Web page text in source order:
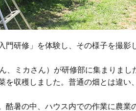
研修」を体験し、その様子を撮影
ミカさん）が研修部に集まりまし
収穫しました。普通の畑とは違い
暑の中、ハウス内での作業に農業